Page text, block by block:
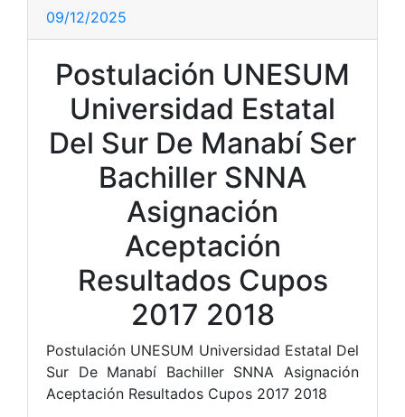
09/12/2025
Postulación UNESUM
Universidad Estatal
Del Sur De Manabí Ser
Bachiller SNNA
Asignación
Aceptación
Resultados Cupos
2017 2018
Postulación UNESUM Universidad Estatal Del
Sur De Manabí Bachiller SNNA Asignación
Aceptación Resultados Cupos 2017 2018